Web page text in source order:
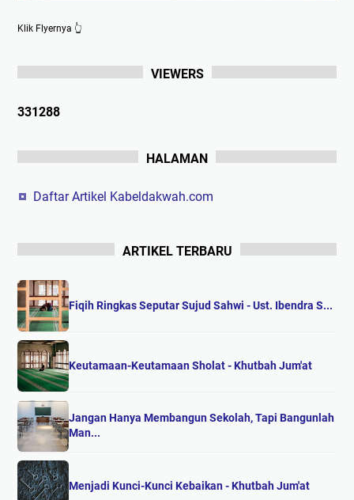
Klik Flyernya 👆
VIEWERS
331288
HALAMAN
Daftar Artikel Kabeldakwah.com
ARTIKEL TERBARU
Fiqih Ringkas Seputar Sujud Sahwi - Ust. Ibendra S...
Keutamaan-Keutamaan Sholat - Khutbah Jum'at
Jangan Hanya Membangun Sekolah, Tapi Bangunlah
Man...
Menjadi Kunci-Kunci Kebaikan - Khutbah Jum'at